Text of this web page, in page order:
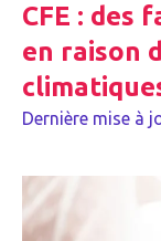
CFE : des
en raison
Dernière mise à